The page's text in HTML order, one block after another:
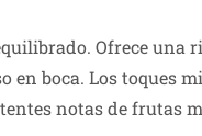
Ofrece
en boca. Los
notas de frutas